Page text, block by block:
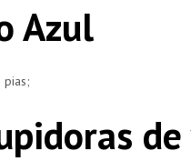
Azul
pias;